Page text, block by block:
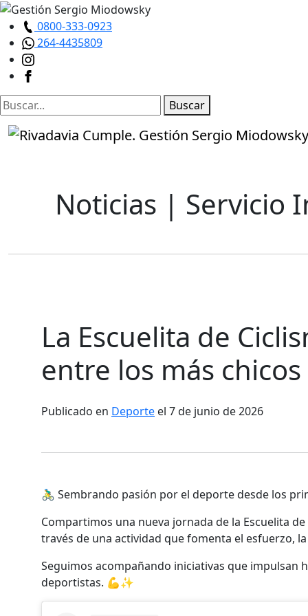
0800-333-0923
264-4435809
Buscar
Noticias | Servicio
La Escuelita de
entre los más
Publicado en Deporte el 7 de junio de 2026
🚴‍♂️ Sembrando pasión por el deporte desde los
Compartimos una nueva jornada de la Escuelita
través de una actividad que fomenta el esfuerzo,
Seguimos acompañando iniciativas que impulsan
deportistas. 💪✨